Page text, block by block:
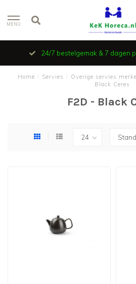
MENU
24/7 bestelgemak & 7 dagen
Home Servies Overige servies
Black Ceres
F2D - Black